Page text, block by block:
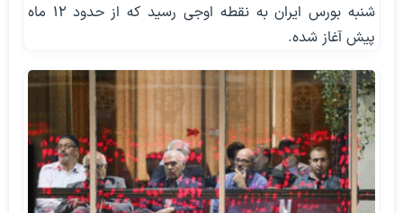
شنبه بورس ایران به نقطه اوجی رسید که از حدود ۱۲ ماه
پیش آغاز شده.